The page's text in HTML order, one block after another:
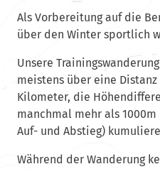
Als Vorbereitung auf die
über den Winter sportlich
Unsere
meistens über eine Distanz
Kilometer, die
manchmal mehr als
Auf- und Abstieg)
Während der Wanderung